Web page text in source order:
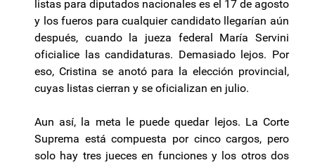
listas para diputados nacionales es el 17 de agosto
y los fueros para cualquier candidato llegarían aún
después, cuando la jueza federal María Servini
oficialice las candidaturas. Demasiado lejos. Por
eso, Cristina se anotó para la elección provincial,
cuyas listas cierran y se oficializan en julio.
Aun así, la meta le puede quedar lejos. La Corte
Suprema está compuesta por cinco cargos, pero
solo hay tres jueces en funciones y los otros dos